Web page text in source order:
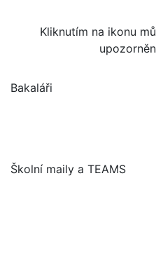
Kliknutím na ikonu
Bakaláři
Školní maily a TEAMS